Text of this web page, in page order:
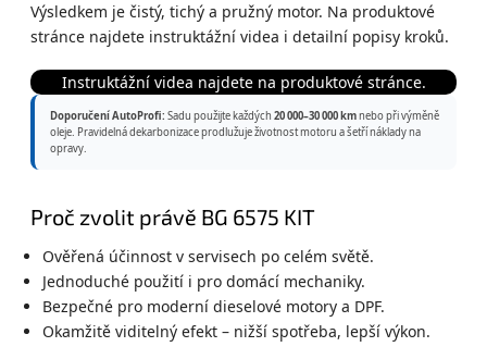
Výsledkem je čistý, tichý a pružný motor. Na produktové
stránce najdete instruktážní videa i detailní popisy kroků.
Instruktážní videa najdete na produktové stránce.
Doporučení AutoProfi: Sadu použijte každých 20 000–30 000 kmnebo při výměně
oleje. Pravidelná dekarbonizace prodlužuje životnost motoru a šetří náklady na
opravy.
Proč zvolit právě BG 6575 KIT
Ověřená účinnost v servisech po celém světě.
Jednoduché použití i pro domácí mechaniky.
Bezpečné pro moderní dieselové motory a DPF.
Okamžitě viditelný efekt – nižší spotřeba, lepší výkon.